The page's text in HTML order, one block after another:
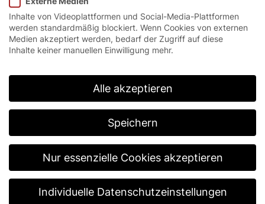
Der FlexCore Bollard bietet eine Reihe durchdachter
Funktionen zum Schutz von Umgebung und
Infrastruktur. Die drehbare Abdeckung lenkt seitliche
Stöße ab und minimiert so die Gefahr von
Beschädigungen. Das Design ohne hervorstehende
Ein spannungsentlastender Dämpfer im
auf den Betonboden übertragen werden. Der
stoßdämpfende Lastenring und der Kern des Pollers
Schäden an der Umgebung zu vermeiden. Je nach
Bedarf ist der Poller in den Ausführungen 4“ und 6“
erhältlich.
Inhalte von Videoplattformen und Social-Media-Plattformen
werden standardmäßig blockiert. Wenn Cookies von externen
Medien akzeptiert werden, bedarf der Zugriff auf diese
Inhalte keiner manuellen Einwilligung mehr.
Alle akzeptieren
Speichern
Nur essenzielle Cookies akzeptieren
Individuelle Datenschutzeinstellungen